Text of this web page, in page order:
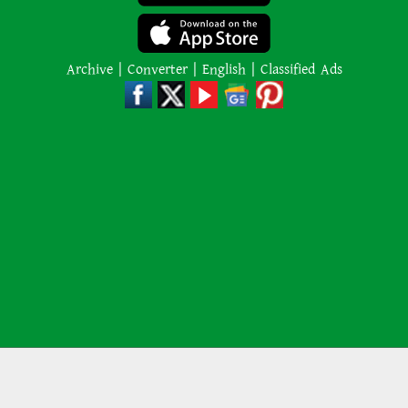
প্রতিও কঠিন প্রশ্ন ছুড়ে দেয়
বৈদেশিক মুদ্রার রিজার্ভ আরও বাড়ল
ইরানের বিরুদ্ধে হামলা স্থগিত ট্রাম্পের,
Archive | Converter | English | Classified Ads